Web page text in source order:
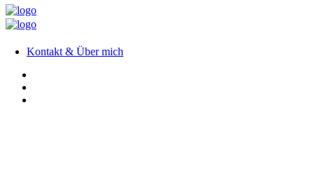
Kontakt & Über mich